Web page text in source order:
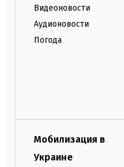
Видеоновости
Аудионовости
Погода
Мобилизация в
Украине